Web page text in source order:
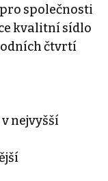
společnosti
kvalitní sídlo
čtvrtí
nejvyšší